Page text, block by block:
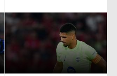
Gamers
ميركاتو
تحقيق في الجول